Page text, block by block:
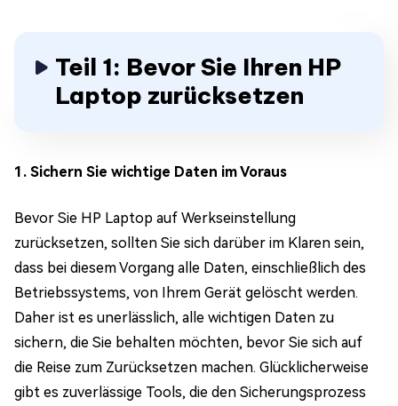
Teil 1: Bevor Sie Ihren HP
Laptop zurücksetzen
1. Sichern Sie wichtige Daten im Voraus
Bevor Sie HP Laptop auf Werkseinstellung
zurücksetzen, sollten Sie sich darüber im Klaren sein,
dass bei diesem Vorgang alle Daten, einschließlich des
Betriebssystems, von Ihrem Gerät gelöscht werden.
Daher ist es unerlässlich, alle wichtigen Daten zu
sichern, die Sie behalten möchten, bevor Sie sich auf
die Reise zum Zurücksetzen machen. Glücklicherweise
gibt es zuverlässige Tools, die den Sicherungsprozess